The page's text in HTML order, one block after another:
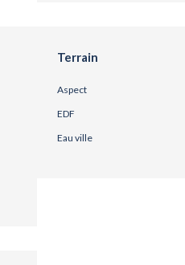
Terrain
Aspect
EDF
Eau ville